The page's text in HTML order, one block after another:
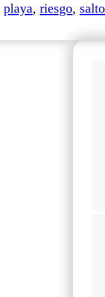
playa, riesgo, salto